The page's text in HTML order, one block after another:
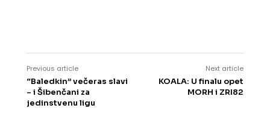
Previous article
“Baledkin” večeras slavi
– i Šibenčani za
jedinstvenu ligu
Next article
KOALA: U finalu opet
MORH i ZRI82